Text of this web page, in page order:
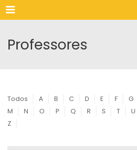
Menu
Professores
Todos A B C D E F G
M
N O P Q R S T U
Z